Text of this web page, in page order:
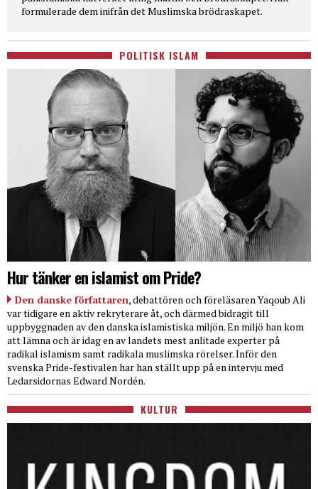
formulerade dem inifrån det Muslimska brödraskapet.
POLITISK ISLAM
Hur tänker en islamist om Pride?
Den danske författaren, debattören och föreläsaren Yaqoub Ali
var tidigare en aktiv rekryterare åt, och därmed bidragit till
uppbyggnaden av den danska islamistiska miljön. En miljö han kom
att lämna och är idag en av landets mest anlitade experter på
radikal islamism samt radikala muslimska rörelser. Inför den
svenska Pride-festivalen har han ställt upp på en intervju med
Ledarsidornas Edward Nordén.
KULTUR